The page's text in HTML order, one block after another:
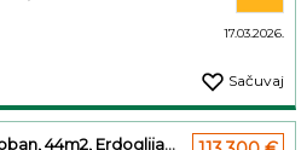
17.03.2026.
Sačuvaj
44m2, Erdoglija...